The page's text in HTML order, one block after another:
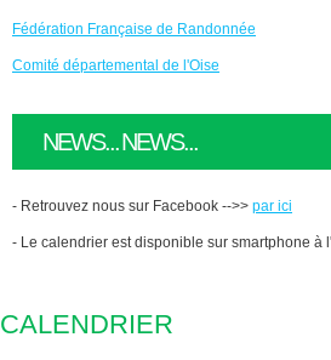
Fédération Française de Randonnée
Comité départemental de l'Oise
NEWS... NEWS...
- Retrouvez nous sur Facebook -->> par ici
- Le calendrier est disponible sur smartphone à
CALENDRIER